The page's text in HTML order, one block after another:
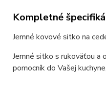
Kompletné
Jemné kovové sitko na
Jemné sitko s rukoväťou a
pomocník do Vašej